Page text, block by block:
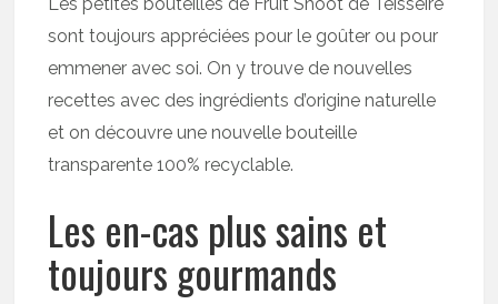
sont toujours appréciées pour le goûter ou pour
emmener avec soi. On y trouve de nouvelles
recettes avec des ingrédients d’origine naturelle
et on découvre une nouvelle bouteille
transparente 100% recyclable.
Les en-cas plus sains et
toujours gourmands